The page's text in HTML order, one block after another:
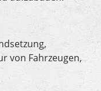
von Fahrzeugen,